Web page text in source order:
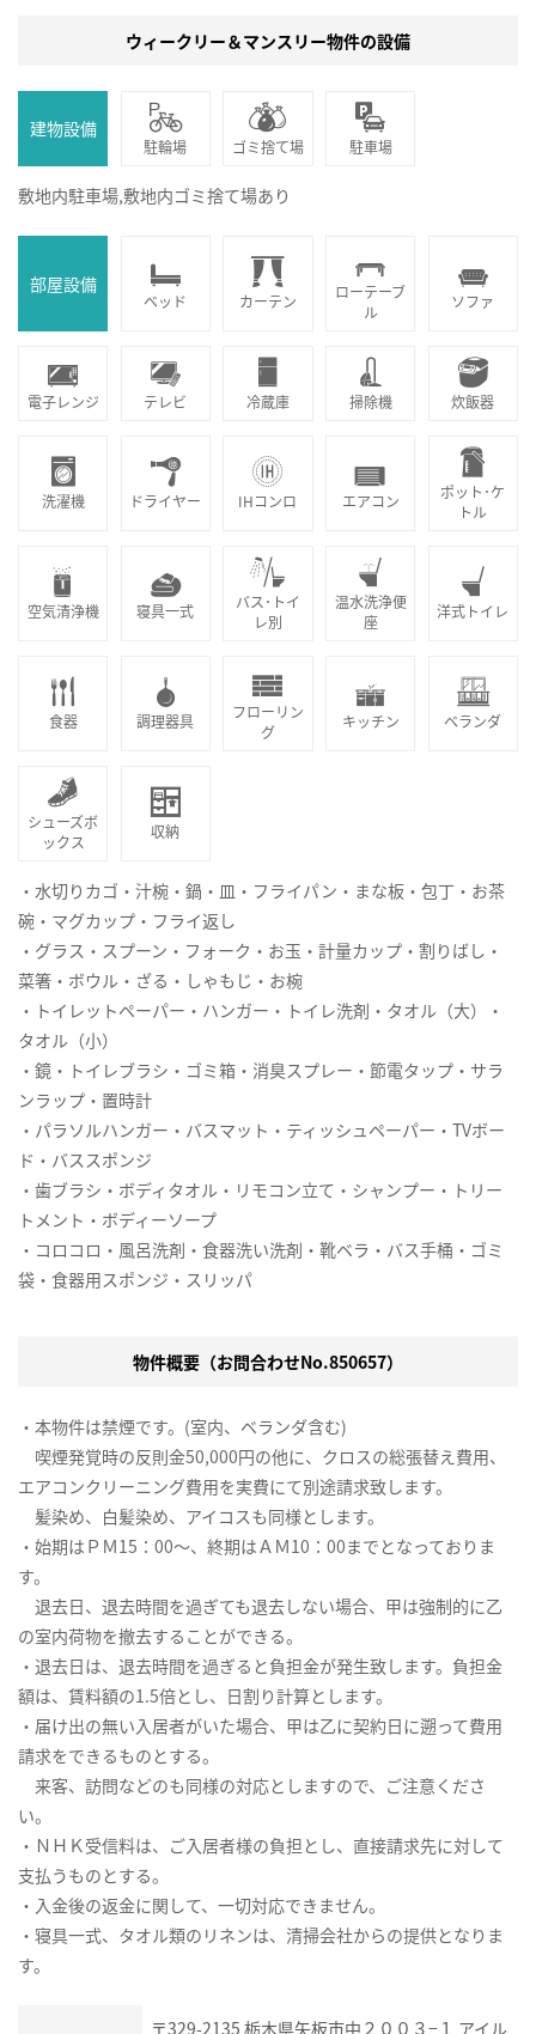
ウィークリー＆マンスリー物件の設備
建物設備
駐輪場 ゴミ捨て場 駐車場
敷地内駐車場,敷地内ゴミ捨て場あり
部屋設備
ベッド カーテン
ローテーブ
ル
ソファ
電子レンジ テレビ 冷蔵庫 掃除機 炊飯器
洗濯機 ドライヤー IHコンロ エアコン
ポット･ケ
トル
空気清浄機 寝具一式
バス･トイ
レ別
温水洗浄便
座
洋式トイレ
食器 調理器具
フローリン
グ
キッチン ベランダ
シューズボ
ックス
収納
・水切りカゴ・汁椀・鍋・皿・フライパン・まな板・包丁・お茶
碗・マグカップ・フライ返し
・グラス・スプーン・フォーク・お玉・計量カップ・割りばし・
菜箸・ボウル・ざる・しゃもじ・お椀
・トイレットペーパー・ハンガー・トイレ洗剤・タオル（大）・
タオル（小）
・鏡・トイレブラシ・ゴミ箱・消臭スプレー・節電タップ・サラ
ンラップ・置時計
・パラソルハンガー・バスマット・ティッシュペーパー・TVボー
ド・バススポンジ
・歯ブラシ・ボディタオル・リモコン立て・シャンプー・トリー
トメント・ボディーソープ
・コロコロ・風呂洗剤・食器洗い洗剤・靴ベラ・バス手桶・ゴミ
袋・食器用スポンジ・スリッパ
物件概要（お問合わせNo.850657）
・本物件は禁煙です。(室内、ベランダ含む)
喫煙発覚時の反則金50,000円の他に、クロスの総張替え費用、
エアコンクリーニング費用を実費にて別途請求致します。
髪染め、白髪染め、アイコスも同様とします。
・始期はＰＭ15：00～、終期はＡＭ10：00までとなっておりま
す。
退去日、退去時間を過ぎても退去しない場合、甲は強制的に乙
の室内荷物を撤去することができる。
・退去日は、退去時間を過ぎると負担金が発生致します。負担金
額は、賃料額の1.5倍とし、日割り計算とします。
・届け出の無い入居者がいた場合、甲は乙に契約日に遡って費用
請求をできるものとする。
来客、訪問などのも同様の対応としますので、ご注意くださ
い。
・ＮＨＫ受信料は、ご入居者様の負担とし、直接請求先に対して
支払うものとする。
・入金後の返金に関して、一切対応できません。
・寝具一式、タオル類のリネンは、清掃会社からの提供となりま
す。
〒329-2135 栃木県矢板市中２００３−１ アイル